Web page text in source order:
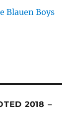
Blauen Boys
2018 –